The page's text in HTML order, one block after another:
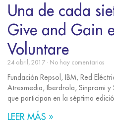
Una de cada
Give and Gain
Voluntare
24 abril, 2017 No hay comentarios
Fundación Repsol, IBM, Red
Atresmedia, Iberdrola, Sinpromi y
que participan en la séptima
LEER MÁS »